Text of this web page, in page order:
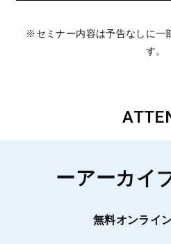
※セミナー内容は予告なしに一
す。
ーアーカイ
無料オンライ